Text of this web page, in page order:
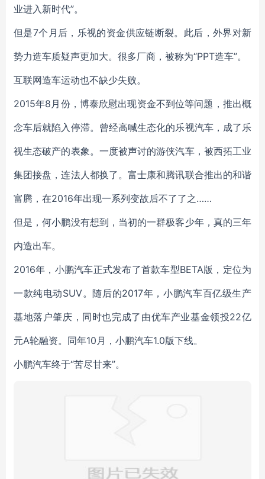
业进入新时代”。
但是7个月后，乐视的资金供应链断裂。此后，外界对新
势力造车质疑声更加大。很多厂商，被称为“PPT造车”。
互联网造车运动也不缺少失败。
2015年8月份，博泰欣慰出现资金不到位等问题，推出概
念车后就陷入停滞。曾经高喊生态化的乐视汽车，成了乐
视生态破产的表象。一度被声讨的游侠汽车，被西拓工业
集团接盘，连法人都换了。富士康和腾讯联合推出的和谐
富腾，在2016年出现一系列变故后不了了之……
但是，何小鹏没有想到，当初的一群极客少年，真的三年
内造出车。
2016年，小鹏汽车正式发布了首款车型BETA版，定位为
一款纯电动SUV。随后的2017年，小鹏汽车百亿级生产
基地落户肇庆，同时也完成了由优车产业基金领投22亿
元A轮融资。同年10月，小鹏汽车1.0版下线。
小鹏汽车终于“苦尽甘来”。